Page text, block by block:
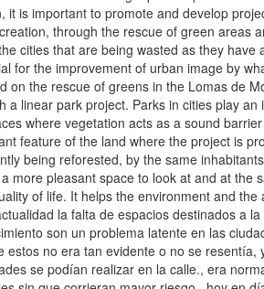
it is important to promote and develop
through the rescue of green areas
cities that are being wasted as they have
for the improvement of urban image by
on the rescue of greens in the Lomas de
a linear park project. Parks in cities play an
where vegetation acts as a sound
feature of the land where the project is
being reforested, by the same
more pleasant space to look at and at the
of life. It helps the environment and the
la falta de espacios destinados a
son un problema latente en las
estos no era tan evidente o no se resentía,
se podían realizar en la calle., era